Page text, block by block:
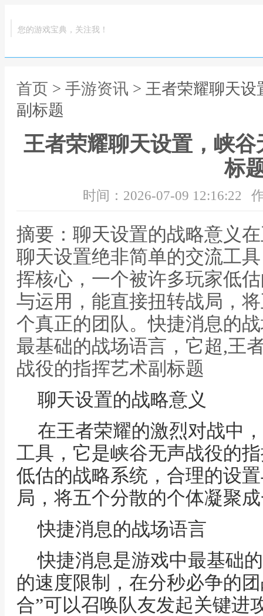
您的游戏宝典，关注我！
首页 > 手游资讯 > 王者荣耀聊天
副标题
王者荣耀聊天设置，峡
标
时间：2026-07-09 12:16:22
摘要：聊天设置的战略意义
聊天设置绝非简单的交流工
挥核心，一个被许多玩家低
与运用，能直接扭转战局，
个真正的团队。快捷消息的
最基础的战场语言，它超,王
战役的指挥艺术副标题
聊天设置的战略意义
在王者荣耀的激烈对战中
工具，它是峡谷无声战役的
低估的战略系统，合理的设
局，将五个分散的个体凝聚
快捷消息的战场语言
快捷消息是游戏中最基础
的速度限制，在分秒必争的
合”可以召唤队友发起关键进